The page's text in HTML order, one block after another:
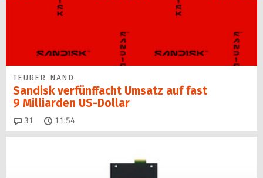
TEURER NAND
Sandisk verfünffacht Umsatz auf fast
9 Milliarden US-Dollar
31 Kommentare
11:54